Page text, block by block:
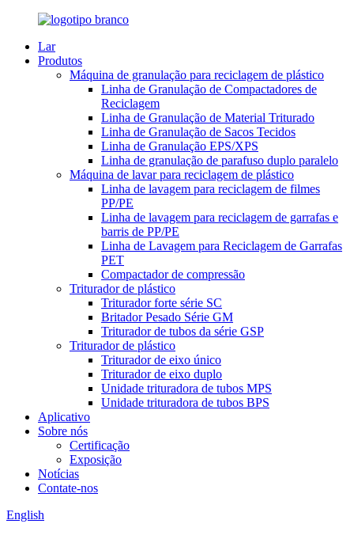
Lar
Produtos
Máquina de granulação para reciclagem de plástico
Linha de Granulação de Compactadores de
Reciclagem
Linha de Granulação de Material Triturado
Linha de Granulação de Sacos Tecidos
Linha de Granulação EPS/XPS
Linha de granulação de parafuso duplo paralelo
Máquina de lavar para reciclagem de plástico
Linha de lavagem para reciclagem de filmes
PP/PE
Linha de lavagem para reciclagem de garrafas e
barris de PP/PE
Linha de Lavagem para Reciclagem de Garrafas
PET
Compactador de compressão
Triturador de plástico
Triturador forte série SC
Britador Pesado Série GM
Triturador de tubos da série GSP
Triturador de plástico
Triturador de eixo único
Triturador de eixo duplo
Unidade trituradora de tubos MPS
Unidade trituradora de tubos BPS
Aplicativo
Sobre nós
Certificação
Exposição
Notícias
Contate-nos
English